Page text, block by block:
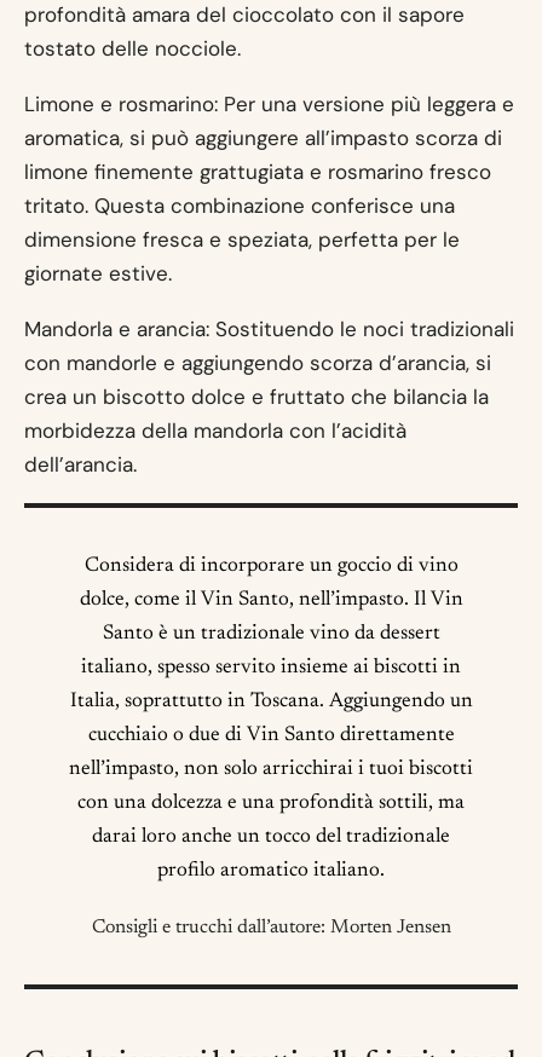
profondità amara del cioccolato con il sapore
tostato delle nocciole.
Limone e rosmarino: Per una versione più leggera e
aromatica, si può aggiungere all’impasto scorza di
limone finemente grattugiata e rosmarino fresco
tritato. Questa combinazione conferisce una
dimensione fresca e speziata, perfetta per le
giornate estive.
Mandorla e arancia: Sostituendo le noci tradizionali
con mandorle e aggiungendo scorza d’arancia, si
crea un biscotto dolce e fruttato che bilancia la
morbidezza della mandorla con l’acidità
dell’arancia.
Considera di incorporare un goccio di vino
dolce, come il Vin Santo, nell’impasto. Il Vin
Santo è un tradizionale vino da dessert
italiano, spesso servito insieme ai biscotti in
Italia, soprattutto in Toscana. Aggiungendo un
cucchiaio o due di Vin Santo direttamente
nell’impasto, non solo arricchirai i tuoi biscotti
con una dolcezza e una profondità sottili, ma
darai loro anche un tocco del tradizionale
profilo aromatico italiano.
Consigli e trucchi dall’autore: Morten Jensen